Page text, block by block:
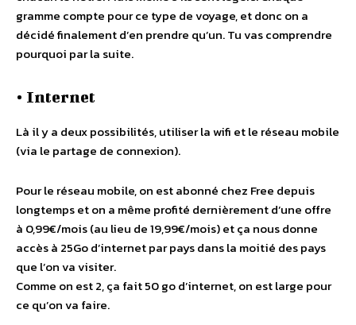
gramme compte pour ce type de voyage, et donc on a
décidé finalement d’en prendre qu’un. Tu vas comprendre
pourquoi par la suite.
• Internet
Là il y a deux possibilités, utiliser la wifi et le réseau mobile
(via le partage de connexion).
Pour le réseau mobile, on est abonné chez Free depuis
longtemps et on a même profité dernièrement d’une offre
à 0,99€/mois (au lieu de 19,99€/mois) et ça nous donne
accès à 25Go d’internet par pays dans la moitié des pays
que l’on va visiter.
Comme on est 2, ça fait 50 go d’internet, on est large pour
ce qu’on va faire.